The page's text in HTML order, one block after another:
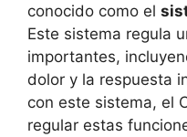
conocido como el
Este sistema regula
importantes,
dolor y la respuesta
con este sistema, el
regular estas